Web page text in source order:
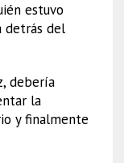
estuvo
detrás del
debería
la
y finalmente